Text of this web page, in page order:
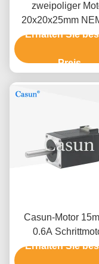
zweipoliger
20x20x25mm
des Draht-10mNm
Erhalten Sie
Preis
Casun-Motor
0.6A
20x20mm
Erhalten Sie